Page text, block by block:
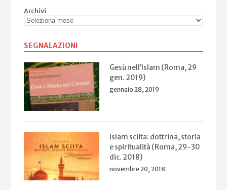
Archivi
SEGNALAZIONI
Gesù nell’Islam (Roma, 29
gen. 2019)
gennaio 28, 2019
Islam sciita: dottrina, storia
e spiritualità (Roma, 29-30
dic. 2018)
novembre 20, 2018